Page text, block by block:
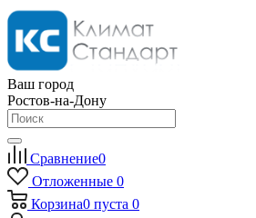
Ваш город
Ростов-на-Дону
Сравнение0
Отложенные 0
Корзина0 пуста 0